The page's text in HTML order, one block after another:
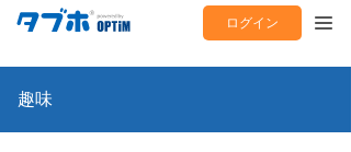
ログイン
趣味